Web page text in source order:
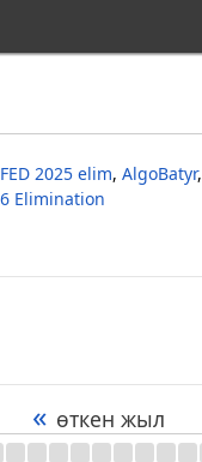
2025 elim,AlgoBatyr,
Elimination
« өткен жыл